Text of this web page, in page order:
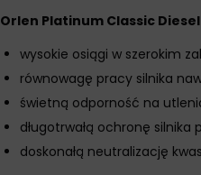
Orlen Platinum Classic
wysokie osiągi w szerokim
równowagę pracy silnika
świetną odporność na
długotrwałą ochronę silnika
doskonałą neutralizację